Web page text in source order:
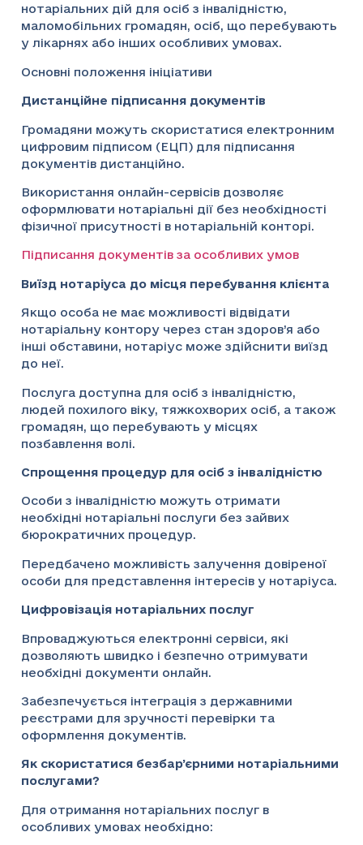
нотаріальних дій для осіб з інвалідністю,
маломобільних громадян, осіб, що перебувають
у лікарнях або інших особливих умовах.
Основні положення ініціативи
Дистанційне підписання документів
Громадяни можуть скористатися електронним
цифровим підписом (ЕЦП) для підписання
документів дистанційно.
Використання онлайн-сервісів дозволяє
оформлювати нотаріальні дії без необхідності
фізичної присутності в нотаріальній конторі.
Підписання документів за особливих умов
Виїзд нотаріуса до місця перебування клієнта
Якщо особа не має можливості відвідати
нотаріальну контору через стан здоров’я або
інші обставини, нотаріус може здійснити виїзд
до неї.
Послуга доступна для осіб з інвалідністю,
людей похилого віку, тяжкохворих осіб, а також
громадян, що перебувають у місцях
позбавлення волі.
Спрощення процедур для осіб з інвалідністю
Особи з інвалідністю можуть отримати
необхідні нотаріальні послуги без зайвих
бюрократичних процедур.
Передбачено можливість залучення довіреної
особи для представлення інтересів у нотаріуса.
Цифровізація нотаріальних послуг
Впроваджуються електронні сервіси, які
дозволяють швидко і безпечно отримувати
необхідні документи онлайн.
Забезпечується інтеграція з державними
реєстрами для зручності перевірки та
оформлення документів.
Як скористатися безбар’єрними нотаріальними
послугами?
Для отримання нотаріальних послуг в
особливих умовах необхідно: